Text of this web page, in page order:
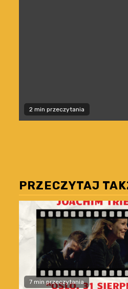
2 min przeczytania
PRZECZYTAJ
7 min przeczytania